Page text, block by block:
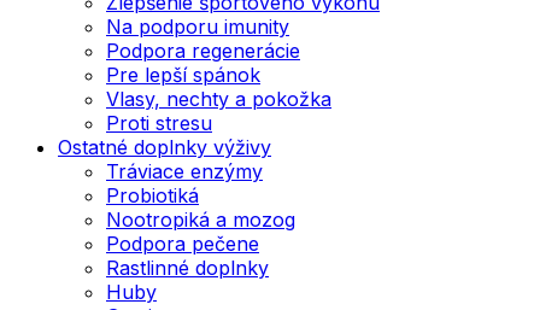
Na podporu imunity
Podpora regenerácie
Pre lepší spánok
Vlasy, nechty a pokožka
Proti stresu
Ostatné doplnky výživy
Tráviace enzýmy
Probiotiká
Nootropiká a mozog
Podpora pečene
Rastlinné doplnky
Huby